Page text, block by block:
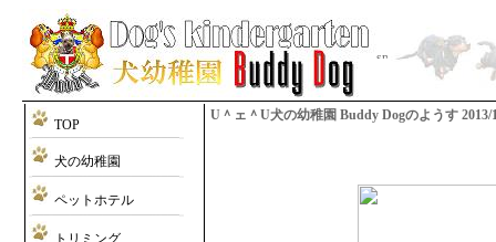
TOP
犬の幼稚園
ペットホテル
トリミング
U＾ェ＾U犬の幼稚園 Buddy Dogのようす 2013/